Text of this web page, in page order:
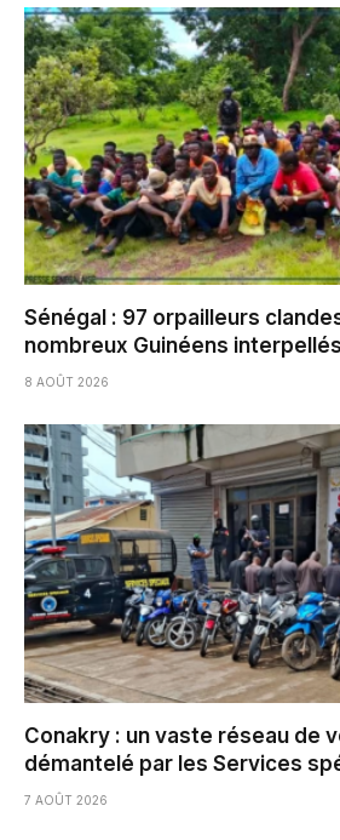
Sénégal : 97 orpailleurs
nombreux Guinéens interpellés
8 AOÛT 2026
Conakry : un vaste réseau de
démantelé par les Services
7 AOÛT 2026